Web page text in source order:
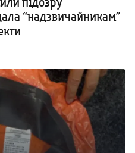
“надзвичайникам”